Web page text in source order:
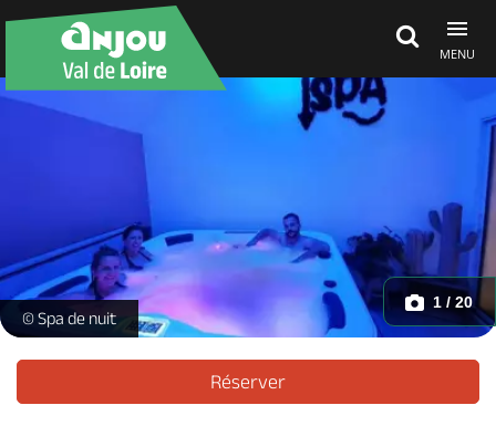
MENU
Découvrir
Agenda
Dormir, manger
FB_IMG_1674763127114 -
© Spa de nuit
1 / 20
Réserver